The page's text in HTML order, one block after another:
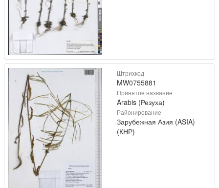
Штрихкод
MW0755881
Принятое название
Arabis (Резуха)
Районирование
Зарубежная Азия (ASIA)
(КНР)